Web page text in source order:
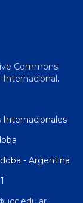
Commons
Internacional.
Internacionales
- Argentina